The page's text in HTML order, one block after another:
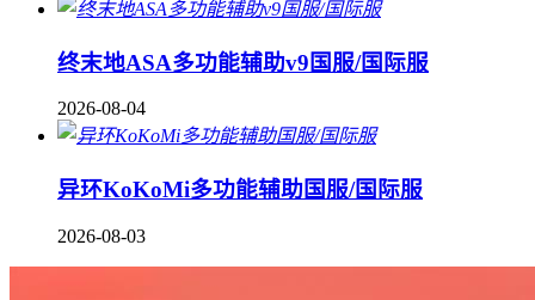
终末地ASA多功能辅助v9国服/国际服
2026-08-04
异环KoKoMi多功能辅助国服/国际服
2026-08-03